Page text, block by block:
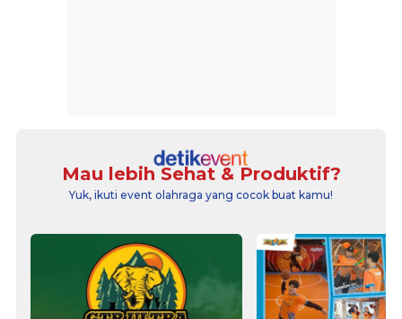
Mau lebih Sehat & Produktif?
Yuk, ikuti event olahraga yang cocok buat kamu!